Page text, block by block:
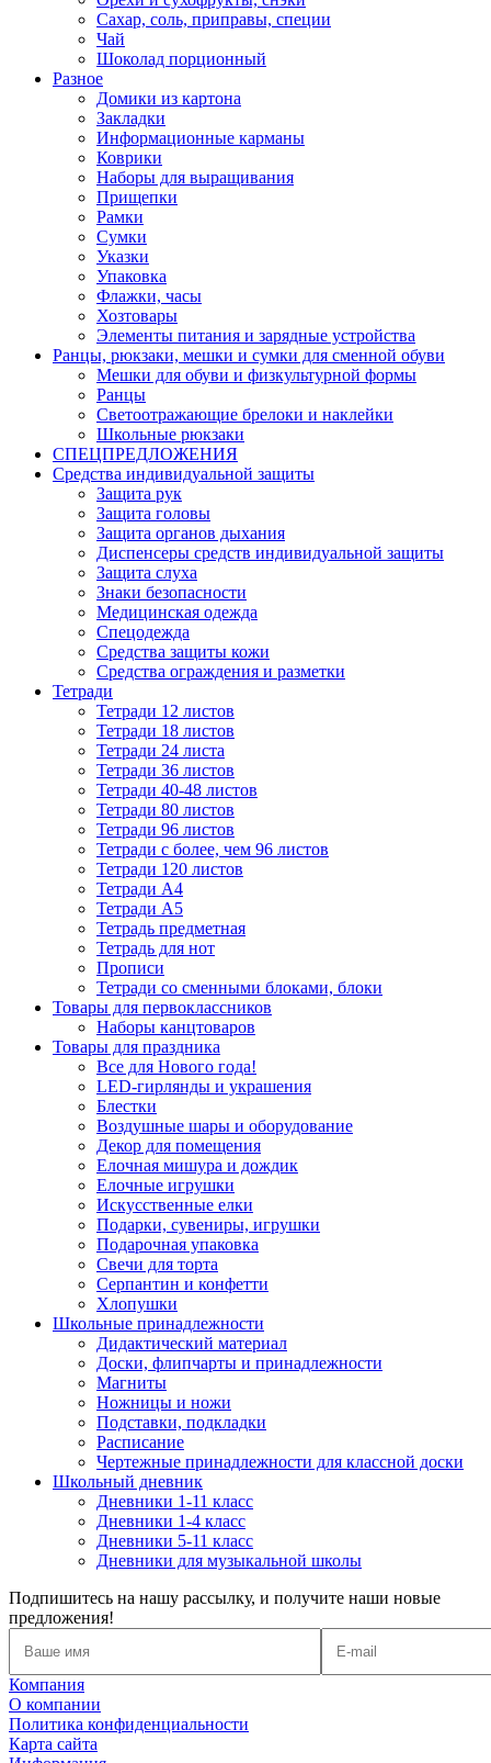
Сахар, соль, приправы, специи
Чай
Шоколад порционный
Разное
Домики из картона
Закладки
Информационные карманы
Коврики
Наборы для выращивания
Прищепки
Рамки
Сумки
Указки
Упаковка
Флажки, часы
Хозтовары
Элементы питания и зарядные устройства
Ранцы, рюкзаки, мешки и сумки для сменной обуви
Мешки для обуви и физкультурной формы
Ранцы
Светоотражающие брелоки и наклейки
Школьные рюкзаки
СПЕЦПРЕДЛОЖЕНИЯ
Средства индивидуальной защиты
Защита рук
Защита головы
Защита органов дыхания
Диспенсеры средств индивидуальной защиты
Защита слуха
Знаки безопасности
Медицинская одежда
Спецодежда
Средства защиты кожи
Средства ограждения и разметки
Тетради
Тетради 12 листов
Тетради 18 листов
Тетради 24 листа
Тетради 36 листов
Тетради 40-48 листов
Тетради 80 листов
Тетради 96 листов
Тетради с более, чем 96 листов
Тетради 120 листов
Тетради А4
Тетради А5
Тетрадь предметная
Тетрадь для нот
Прописи
Тетради со сменными блоками, блоки
Товары для первоклассников
Наборы канцтоваров
Товары для праздника
Все для Нового года!
LED-гирлянды и украшения
Блестки
Воздушные шары и оборудование
Декор для помещения
Елочная мишура и дождик
Елочные игрушки
Искусственные елки
Подарки, сувениры, игрушки
Подарочная упаковка
Свечи для торта
Серпантин и конфетти
Хлопушки
Школьные принадлежности
Дидактический материал
Доски, флипчарты и принадлежности
Магниты
Ножницы и ножи
Подставки, подкладки
Расписание
Чертежные принадлежности для классной доски
Школьный дневник
Дневники 1-11 класс
Дневники 1-4 класс
Дневники 5-11 класс
Дневники для музыкальной школы
Подпишитесь на нашу рассылку, и получите наши новые
предложения!
Компания
О компании
Политика конфиденциальности
Карта сайта